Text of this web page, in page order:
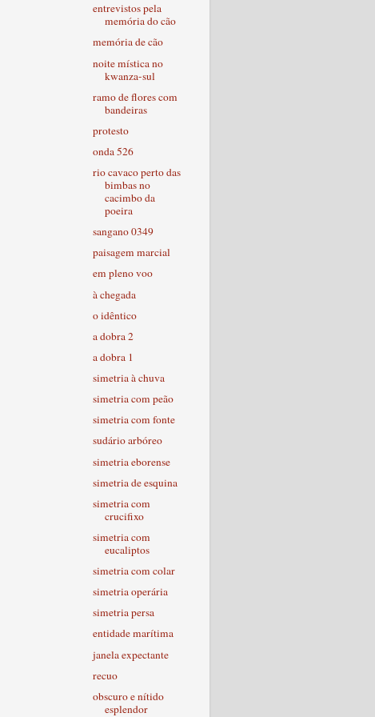
entrevistos pela
memória do cão
memória de cão
noite mística no
kwanza-sul
ramo de flores com
bandeiras
protesto
onda 526
rio cavaco perto das
bimbas no
cacimbo da
poeira
sangano 0349
paisagem marcial
em pleno voo
à chegada
o idêntico
a dobra 2
a dobra 1
simetria à chuva
simetria com peão
simetria com fonte
sudário arbóreo
simetria eborense
simetria de esquina
simetria com
crucifixo
simetria com
eucaliptos
simetria com colar
simetria operária
simetria persa
entidade marítima
janela expectante
recuo
obscuro e nítido
esplendor